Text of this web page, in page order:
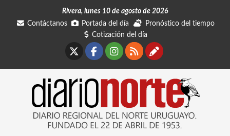
Rivera, lunes 10 de agosto de 2026
Contáctanos
Portada del día
Pronóstico del tiempo
Cotización del día
Facebook
Instagram
RSSContáctanos